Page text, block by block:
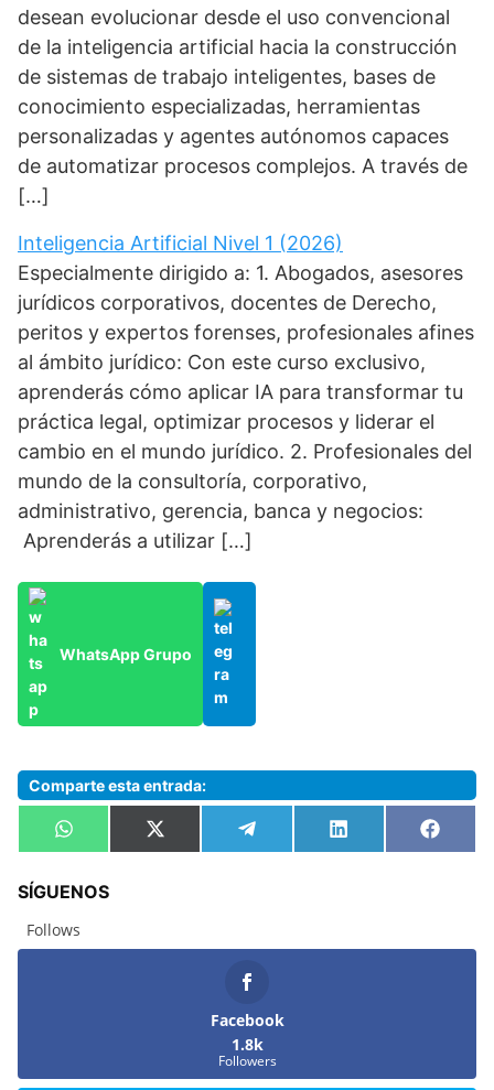
desean evolucionar desde el uso convencional
de la inteligencia artificial hacia la construcción
de sistemas de trabajo inteligentes, bases de
conocimiento especializadas, herramientas
personalizadas y agentes autónomos capaces
de automatizar procesos complejos. A través de
[…]
Inteligencia Artificial Nivel 1 (2026)
Especialmente dirigido a: 1. Abogados, asesores
jurídicos corporativos, docentes de Derecho,
peritos y expertos forenses, profesionales afines
al ámbito jurídico: Con este curso exclusivo,
aprenderás cómo aplicar IA para transformar tu
práctica legal, optimizar procesos y liderar el
cambio en el mundo jurídico. 2. Profesionales del
mundo de la consultoría, corporativo,
administrativo, gerencia, banca y negocios:
Aprenderás a utilizar […]
WhatsApp Grupo
Comparte esta entrada:
Compartir
en
W
h
t
A
p
Compartir
en
X
(
Compartir
en
e
Compartir
en
L
i
en
F
a
SÍGUENOS
Follows
Facebook
1.8k
Followers